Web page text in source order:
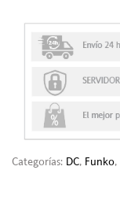
Categorías: DC, Funko,